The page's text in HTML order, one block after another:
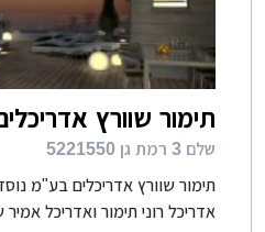
תימור שוורץ
שלם 3 רמת גן 5221550
אדריכל רוני תימור ואדריכל אמיר